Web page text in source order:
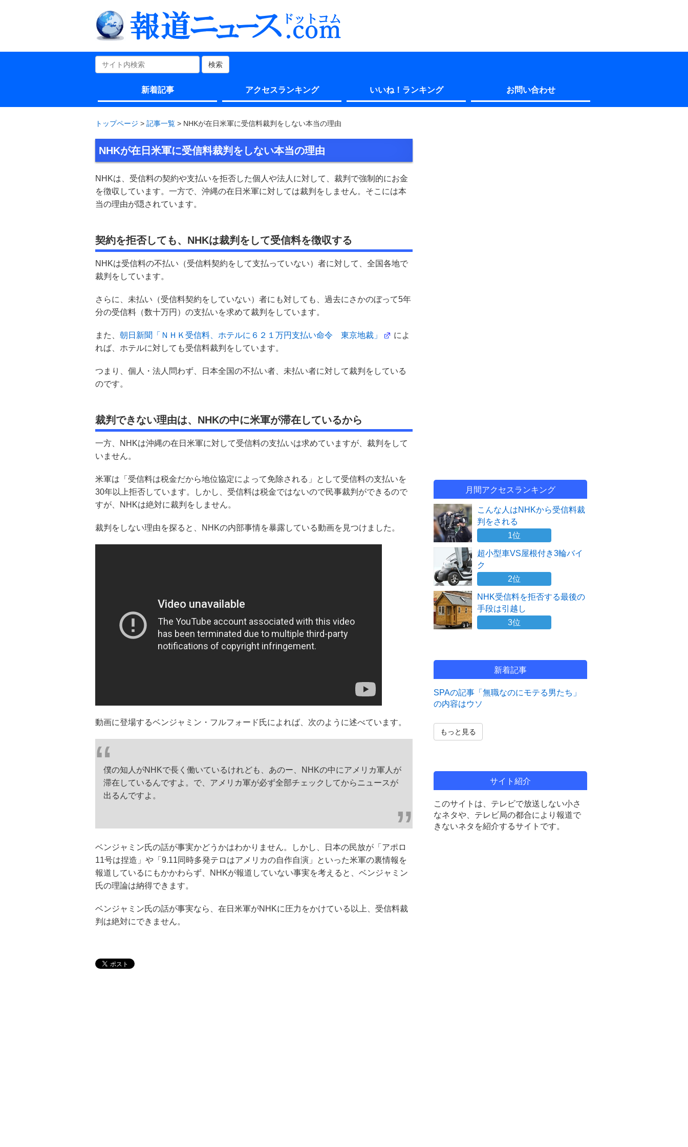
検索
新着記事 アクセスランキング いいね！ランキング お問い合わせ
トップページ > 記事一覧 > NHKが在日米軍に受信料裁判をしない本当の理由
NHKが在日米軍に受信料裁判をしない本当の理由
NHKは、受信料の契約や支払いを拒否した個人や法人に対して、裁判で強制的にお金
を徴収しています。一方で、沖縄の在日米軍に対しては裁判をしません。そこには本
当の理由が隠されています。
契約を拒否しても、NHKは裁判をして受信料を徴収する
NHKは受信料の不払い（受信料契約をして支払っていない）者に対して、全国各地で
裁判をしています。
さらに、未払い（受信料契約をしていない）者にも対しても、過去にさかのぼって5年
分の受信料（数十万円）の支払いを求めて裁判をしています。
また、 朝日新聞「ＮＨＫ受信料、ホテルに６２１万円支払い命令 東京地裁」
によ
れば、ホテルに対しても受信料裁判をしています。
つまり、個人・法人問わず、日本全国の不払い者、未払い者に対して裁判をしている
のです。
裁判できない理由は、NHKの中に米軍が滞在しているから
一方、NHKは沖縄の在日米軍に対して受信料の支払いは求めていますが、裁判をして
いません。
米軍は「受信料は税金だから地位協定によって免除される」として受信料の支払いを
30年以上拒否しています。しかし、受信料は税金ではないので民事裁判ができるので
すが、NHKは絶対に裁判をしません。
裁判をしない理由を探ると、NHKの内部事情を暴露している動画を見つけました。
動画に登場するベンジャミン・フルフォード氏によれば、次のように述べています。
僕の知人がNHKで長く働いているけれども、あのー、NHKの中にアメリカ軍人が
滞在しているんですよ。で、アメリカ軍が必ず全部チェックしてからニュースが
出るんですよ。
ベンジャミン氏の話が事実かどうかはわかりません。しかし、日本の民放が「アポロ
11号は捏造」や「9.11同時多発テロはアメリカの自作自演」といった米軍の裏情報を
報道しているにもかかわらず、NHKが報道していない事実を考えると、ベンジャミン
氏の理論は納得できます。
ベンジャミン氏の話が事実なら、在日米軍がNHKに圧力をかけている以上、受信料裁
判は絶対にできません。
月間アクセスランキング
こんな人はNHKから受信料裁
判をされる
1位
超小型車VS屋根付き3輪バイ
ク
2位
NHK受信料を拒否する最後の
手段は引越し
3位
新着記事
SPAの記事「無職なのにモテる男たち」
の内容はウソ
もっと見る
サイト紹介
このサイトは、テレビで放送しない小さ
なネタや、テレビ局の都合により報道で
きないネタを紹介するサイトです。